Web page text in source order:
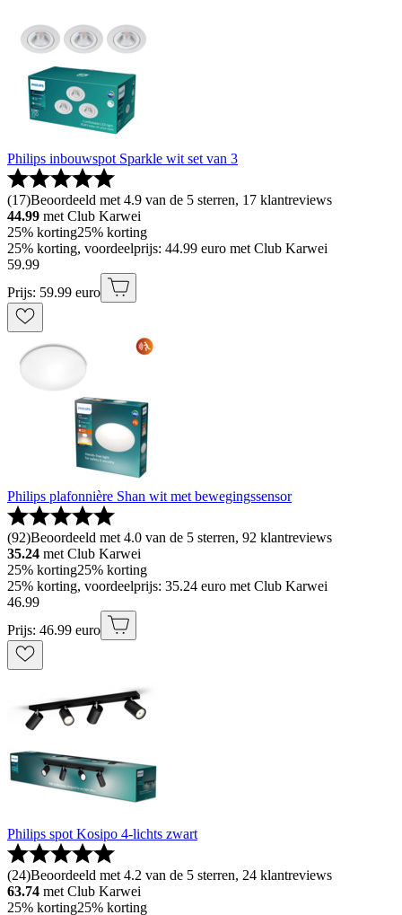
Philips inbouwspot Sparkle wit set van 3
(17)Beoordeeld met 4.9 van de 5 sterren, 17 klantreviews
44.99 met Club Karwei
25% korting25% korting
25% korting, voordeelprijs: 44.99 euro met Club Karwei
59.99
Prijs: 59.99 euro
Philips plafonnière Shan wit met bewegingssensor
(92)Beoordeeld met 4.0 van de 5 sterren, 92 klantreviews
35.24 met Club Karwei
25% korting25% korting
25% korting, voordeelprijs: 35.24 euro met Club Karwei
46.99
Prijs: 46.99 euro
Philips spot Kosipo 4-lichts zwart
(24)Beoordeeld met 4.2 van de 5 sterren, 24 klantreviews
63.74 met Club Karwei
25% korting25% korting